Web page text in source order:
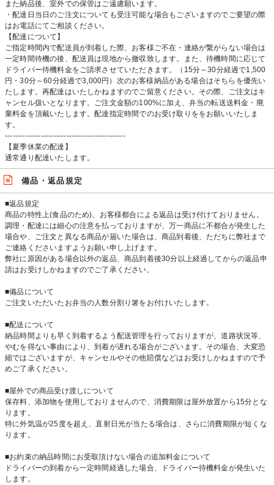
また納品後、室外での保管はご遠慮願います。
・配達日当日のご注文についても受注可能な場合もございますのでご要望の際
はお電話にてご相談ください。
【配達について】
ご指定時間内で配送員が到着した際、お客様ご不在・連絡が繋がらない場合は
一定時間待機の後、配送員は現地から撤収致します。また、待機時間に応じて
ドライバー待機料金をご請求させていただきます。（15分～30分経過で1,500
円・30分～60分経過で3,000円）次のお客様納品がある場合はそちらを優先い
たします。再配達はいたしかねますのでご留意ください。その際、ご注文はキ
ャンセル扱いとなります。ご注文金額の100%に加え、弁当の転送送料金・廃
棄料金を頂戴いたします。配達指定時間でのお受け取りををお願いいたしま
す。
-----------------------------------------------
【夏季休業の配達】
通常通り配達いたします。
備品・返品規定
■返品規定
商品の特性上(食品のため)、お客様都合による返品は受け付けておりません。
調理・配達には細心の注意を払っておりますが、万一商品に不都合が発生した
場合や、ご注文と異なる商品が届いた場合は、商品到着後、ただちに弊社まで
ご連絡くださいますようお願い申し上げます。
弊社に原因がある場合以外の返品、商品到着後30分以上経過してからの返品申
請はお受けしかねますのでご了承ください。
■備品について
ご注文いただいたお弁当の人数分割り箸をお付けいたします。
■配送について
納品時間よりも早く到着するよう配送管理を行っておりますが、道路状況等、
やむを得ない事由により、到着が遅れる場合がございます。その場合、大変恐
縮ではございますが、キャンセルやその他賠償などはお受けしかねますので予
めご了承ください。
■屋外での商品受け渡しについて
保存料、添加物を使用しておりませんので、消費期限は屋外放置から15分とな
ります。
特に外気温が25度を超え、直射日光が当たる場合は、さらに消費期限が短くな
ります。
■お約束の納品時間にお受取頂けない場合の追加料金について
ドライバーの到着から一定時間経過した場合、ドライバー待機料金が発生いた
します。